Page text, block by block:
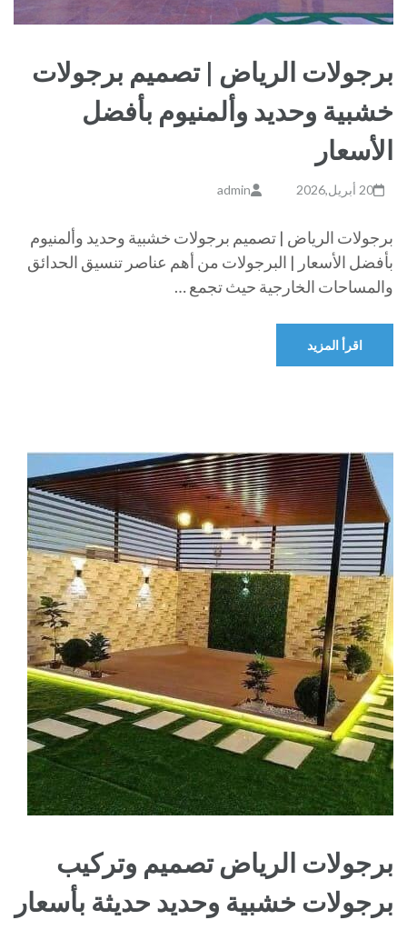
برجولات الرياض | تصميم برجولات
خشبية وحديد وألمنيوم بأفضل
الأسعار
20 أبريل,2026 admin
برجولات الرياض | تصميم برجولات خشبية وحديد وألمنيوم
بأفضل الأسعار | البرجولات من أهم عناصر تنسيق الحدائق
والمساحات الخارجية حيث تجمع …
اقرأ المزيد
برجولات الرياض تصميم وتركيب
برجولات خشبية وحديد حديثة بأسعار